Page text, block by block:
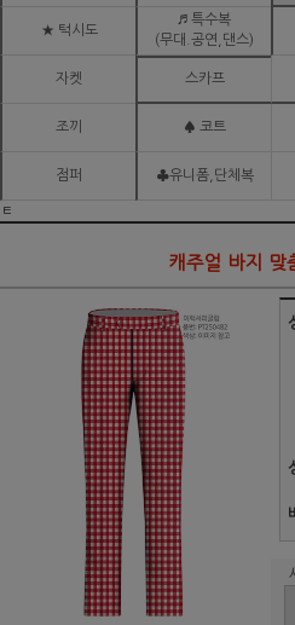
★ 턱시도
♬ 특수복
(무대.공연,댄스)
자켓 스카프
조끼 ♠ 코트
점퍼 ♣유니폼,단체복
ㅌ
캐주얼 바지 맞